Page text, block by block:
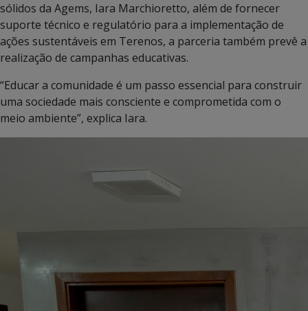
sólidos da Agems, Iara Marchioretto, além de fornecer
suporte técnico e regulatório para a implementação de
ações sustentáveis em Terenos, a parceria também prevê a
realização de campanhas educativas.
“Educar a comunidade é um passo essencial para construir
uma sociedade mais consciente e comprometida com o
meio ambiente”, explica Iara.